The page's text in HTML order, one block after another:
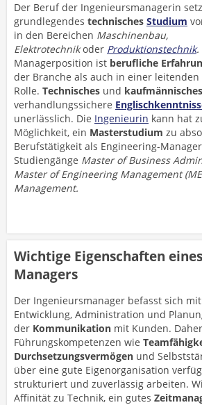
Der Beruf der Ingenieursmanagerin
grundlegendes technisches Studium
in den Bereichen Maschinenbau,
Elektrotechnikoder Produktionstechnik.
Managerposition ist berufliche
der Branche als auch in einer leitenden
Rolle. Technisches und
verhandlungssichere
unerlässlich. Die Ingenieurin kann hat
Möglichkeit, ein Masterstudium zu
Berufstätigkeit als Engineering-
Studiengänge Master of Business
Master of Engineering Management
Management.
Wichtige Eigenschaften
Managers
Der Ingenieursmanager befasst sich
Entwicklung, Administration und
der Kommunikation mit Kunden.
Führungskompetenzen wie
Durchsetzungsvermögen und
über eine gute Eigenorganisation
strukturiert und zuverlässig arbeiten.
Affinität zu Technik, ein gutes